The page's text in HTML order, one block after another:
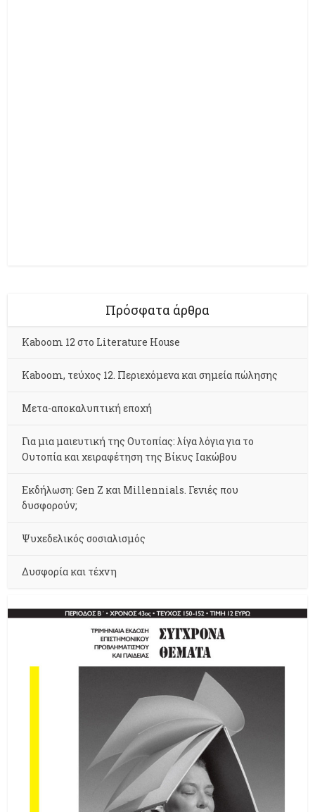
Πρόσφατα άρθρα
Kaboom 12 στο Literature House
Kaboom, τεύχος 12. Περιεχόμενα και σημεία πώλησης
Μετα-αποκαλυπτική εποχή
Για μια μαιευτική της Ουτοπίας: λίγα λόγια για το
Ουτοπία και χειραφέτηση της Βίκυς Ιακώβου
Εκδήλωση: Gen Z και Millennials. Γενιές που
δυσφορούν;
Ψυχεδελικός σοσιαλισμός
Δυσφορία και τέχνη